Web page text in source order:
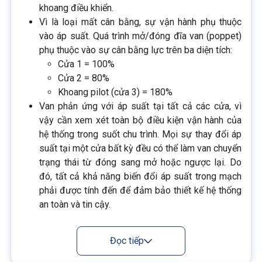
khoang điều khiển.
Vì là loại mất cân bằng, sự vận hành phụ thuộc
vào áp suất. Quá trình mở/đóng đĩa van (poppet)
phụ thuộc vào sự cân bằng lực trên ba diện tích:
Cửa 1 = 100%
Cửa 2 = 80%
Khoang pilot (cửa 3) = 180%
Van phản ứng với áp suất tại tất cả các cửa, vì
vậy cần xem xét toàn bộ điều kiện vận hành của
hệ thống trong suốt chu trình. Mọi sự thay đổi áp
suất tại một cửa bất kỳ đều có thể làm van chuyển
trạng thái từ đóng sang mở hoặc ngược lại. Do
đó, tất cả khả năng biến đổi áp suất trong mạch
phải được tính đến để đảm bảo thiết kế hệ thống
an toàn và tin cậy.
Thông số kỹ thuậtĐọc tiếp